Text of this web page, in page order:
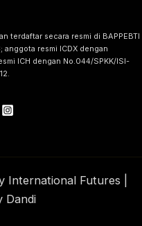
terdaftar secara resmi di BAPPEBTI
anggota resmi ICDX dengan
ICH dengan No.044/SPKK/ISI-
Futures |
Dandi